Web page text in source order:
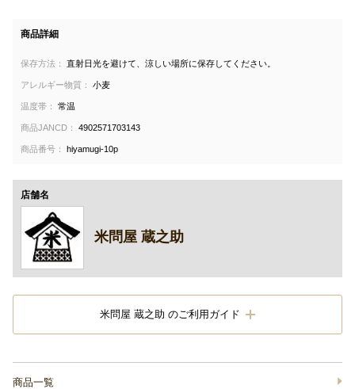
商品詳細
保存方法： 直射日光を避けて、涼しい場所に保存してください。
アレルギー物質： 小麦
温度帯： 常温
商品JANCD： 4902571703143
商品番号： hiyamugi-10p
店舗名
米問屋 蔵之助
米問屋 蔵之助 のご利用ガイド
商品一覧